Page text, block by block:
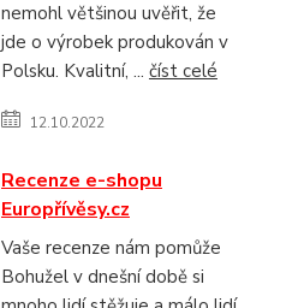
nemohl většinou uvěřit, že
jde o výrobek produkován v
Polsku. Kvalitní, ... číst celé
12.10.2022
Recenze e-shopu
Europřívěsy.cz
Vaše recenze nám pomůže
Bohužel v dnešní době si